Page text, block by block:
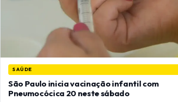
SAÚDE
São Paulo inicia vacinação infantil com
Pneumocócica 20 neste sábado